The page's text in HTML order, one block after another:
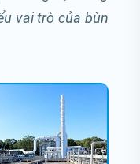
vai trò của bùn